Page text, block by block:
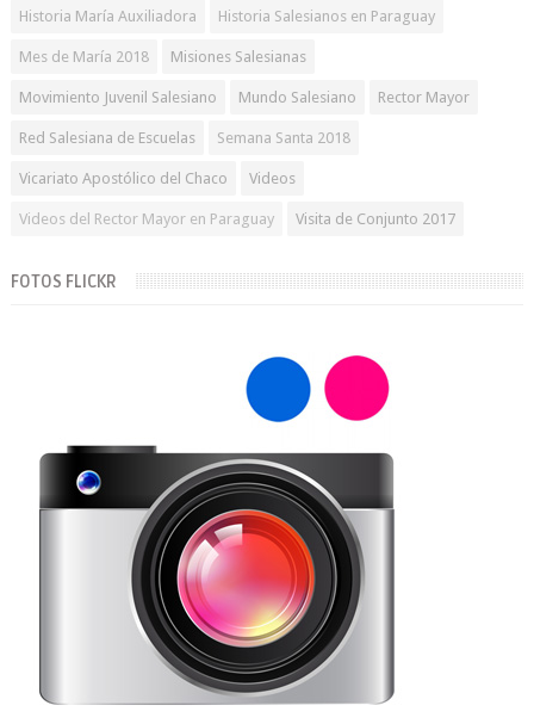
Historia María Auxiliadora Historia Salesianos en Paraguay
Mes de María 2018 Misiones Salesianas
Movimiento Juvenil Salesiano Mundo Salesiano Rector Mayor
Red Salesiana de Escuelas Semana Santa 2018
Vicariato Apostólico del Chaco Videos
Videos del Rector Mayor en Paraguay Visita de Conjunto 2017
FOTOS FLICKR